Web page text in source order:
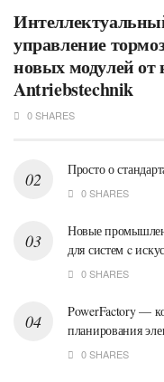
управление
новых модулей
Antriebstechnik
0 SHARES
Просто о
0 SHARES
Новые
для систем c
0 SHARES
PowerFactory —
планирования
0 SHARES